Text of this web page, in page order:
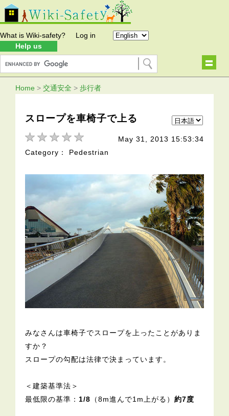
What is Wiki-safety?
Help us
Log in
Home > 交通安全 > 歩行者
スロープを車椅子で上る
May 31, 2013 15:53:34
Category： Pedestrian
みなさんは車椅子でスロープを上ったことがありま
すか？
スロープの勾配は法律で決まっています。
＜建築基準法＞
最低限の基準： 1/8 （8m進んで1m上がる）約7度